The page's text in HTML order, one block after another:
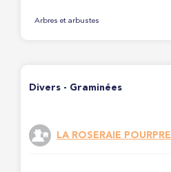
Arbres et arbustes
Divers - Graminées
LA ROSERAIE POURPRE